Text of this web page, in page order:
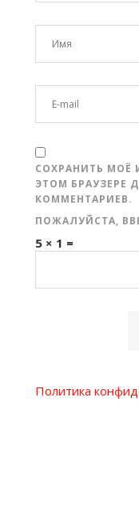
СОХРАНИТЬ МОЁ
ЭТОМ
КОММЕНТАРИЕВ.
ПОЖАЛУЙСТА,
5 × 1 =
Политика